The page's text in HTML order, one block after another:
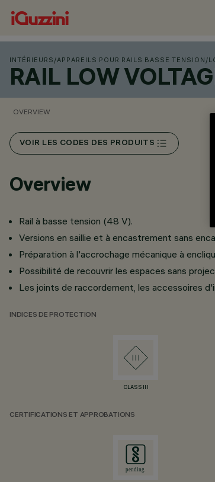
INTÉRIEURS /APPAREILS POUR RAILS BASSE TENSION /
RAIL LOW
OVERVIEW
VOIR LES CODES DES PRODUITS
Overview
Rail à basse tension (48 V).
Versions en saillie et à encastrement sans
Préparation à l'accrochage mécanique à
Possibilité de recouvrir les espaces sans
Les joints de raccordement, les accessoires
INDICES DE PROTECTION
CLASS III
CERTIFICATIONS ET APPROBATIONS